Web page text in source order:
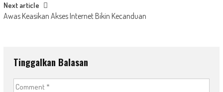
Next article
Awas Keasikan Akses Internet Bikin Kecanduan
Tinggalkan Balasan